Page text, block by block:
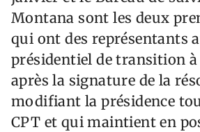
Montana sont les deux
qui ont des représentants
présidentiel de transition
après la signature de la
modifiant la présidence
CPT et qui maintient en